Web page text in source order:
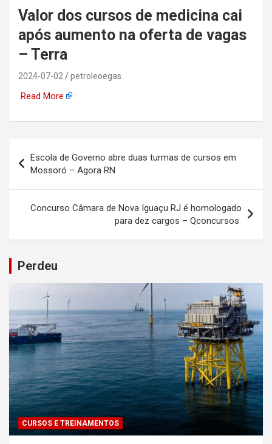
automotiva, mineração,
indústria naval, etc
Valor dos cursos de medicina cai
após aumento na oferta de vagas
– Terra
2024-07-02 petroleoegas
Read More
de
Post
Escola de Governo abre duas turmas de cursos em
Mossoró – Agora RN
Concurso Câmara de Nova Iguaçu RJ é homologado
para dez cargos – Qconcursos
Perdeu
CURSOS E TREINAMENTOS